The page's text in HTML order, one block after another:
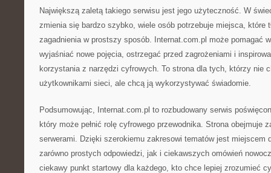
Największą zaletą takiego serwisu jest jego użyteczność. W
zmienia się bardzo szybko, wiele osób potrzebuje miejsca, które
zagadnienia w prostszy sposób. Internat.com.pl może pomagać
wyjaśniać nowe pojęcia, ostrzegać przed zagrożeniami i
korzystania z narzędzi cyfrowych. To strona dla tych, którzy nie
użytkownikami sieci, ale chcą ją wykorzystywać świadomie.
Podsumowując, Internat.com.pl to rozbudowany serwis
który może pełnić rolę cyfrowego przewodnika. Strona obejmuje
serwerami. Dzięki szerokiemu zakresowi tematów jest miejscem
zarówno prostych odpowiedzi, jak i ciekawszych omówień
ciekawy punkt startowy dla każdego, kto chce lepiej zrozumieć